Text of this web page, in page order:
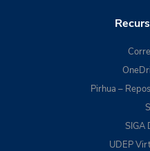
Pirhua –
SIGA
UDEP